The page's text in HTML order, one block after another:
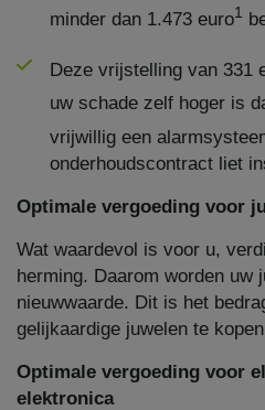
minder dan 1.473 euro1
Deze vrijstelling van 331
uw schade zelf hoger is
vrijwillig een
onderhoudscontract liet
Optimale vergoeding voor
Wat waardevol is voor u,
herming. Daarom worden uw
nieuwwaarde. Dit is het
gelijkaardige juwelen te
Optimale vergoeding voor
elektronica